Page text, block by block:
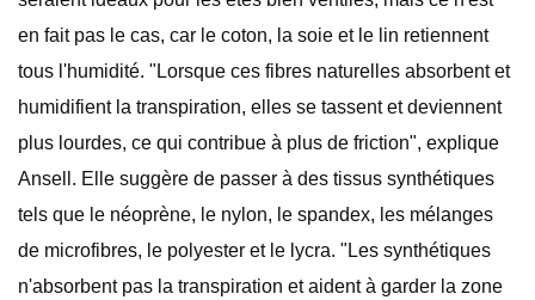
en fait pas le cas, car le coton, la soie et le lin retiennent
tous l'humidité. "Lorsque ces fibres naturelles absorbent et
humidifient la transpiration, elles se tassent et deviennent
plus lourdes, ce qui contribue à plus de friction", explique
Ansell. Elle suggère de passer à des tissus synthétiques
tels que le néoprène, le nylon, le spandex, les mélanges
de microfibres, le polyester et le lycra. "Les synthétiques
n'absorbent pas la transpiration et aident à garder la zone